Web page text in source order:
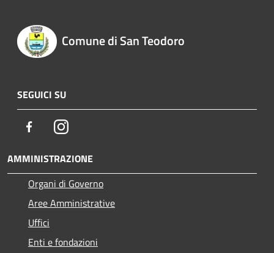
Comune di San Teodoro
SEGUICI SU
FacebookInstagram
AMMINISTRAZIONE
Organi di Governo
Aree Amministrative
Uffici
Enti e fondazioni